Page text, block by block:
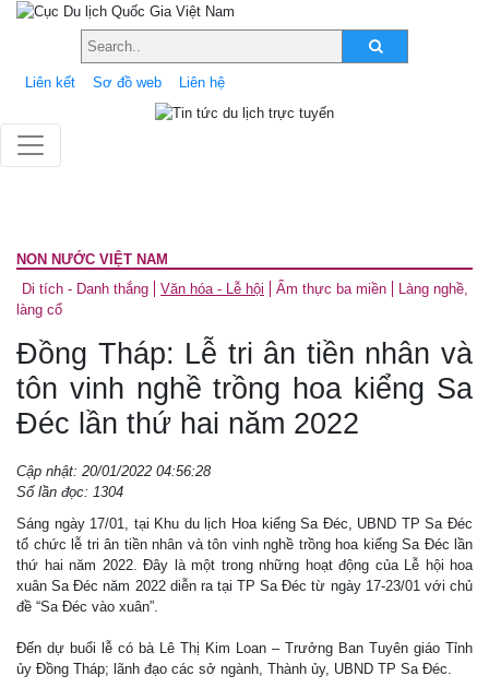
Liên kết Sơ đồ web Liên hệ
NON NƯỚC VIỆT NAM
Di tích - Danh thắng
Văn hóa - Lễ hội Ẩm thực ba miền
Làng nghề,
làng cổ
Đồng Tháp: Lễ tri ân tiền nhân và
tôn vinh nghề trồng hoa kiểng Sa
Đéc lần thứ hai năm 2022
Cập nhật: 20/01/2022 04:56:28
Số lần đọc: 1304
Sáng ngày 17/01, tại Khu du lịch Hoa kiểng Sa Đéc, UBND TP Sa Đéc
tổ chức lễ tri ân tiền nhân và tôn vinh nghề trồng hoa kiểng Sa Đéc lần
thứ hai năm 2022. Đây là một trong những hoạt động của Lễ hội hoa
xuân Sa Đéc năm 2022 diễn ra tại TP Sa Đéc từ ngày 17-23/01 với chủ
đề “Sa Đéc vào xuân”.
Đến dự buổi lễ có bà Lê Thị Kim Loan – Trưởng Ban Tuyên giáo Tỉnh
ủy Đồng Tháp; lãnh đạo các sở ngành, Thành ủy, UBND TP Sa Đéc.